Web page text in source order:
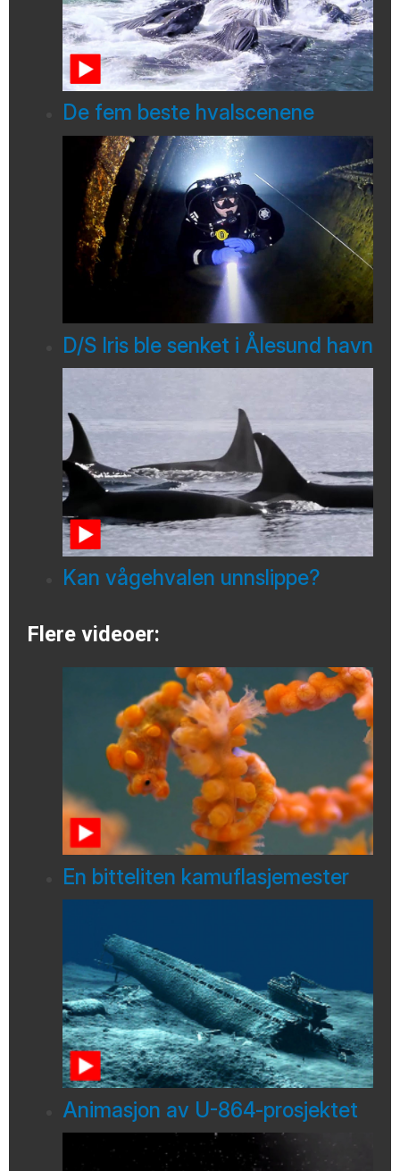
De fem beste hvalscenene
D/S Iris ble senket i Ålesund havn
Kan vågehvalen unnslippe?
Flere videoer:
En bitteliten kamuflasjemester
Animasjon av U-864-prosjektet